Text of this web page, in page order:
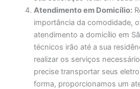
Atendimento em Domicílio:
importância da comodidade,
atendimento a domicílio em
técnicos irão até a sua
realizar os serviços
precise transportar seus
forma, proporcionamos um